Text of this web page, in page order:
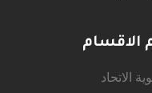
الاقسام
الاتحاد